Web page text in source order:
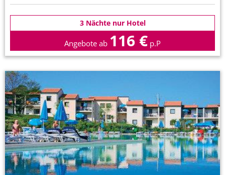
3 Nächte nur Hotel
Angebote ab 116 € p.P